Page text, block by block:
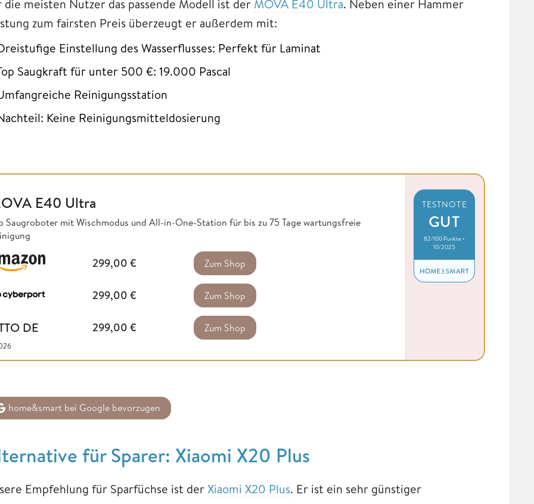
die meisten Nutzer das passende Modell ist der MOVA E40 Ultra. Neben einer Hammer
zum fairsten Preis überzeugt er außerdem mit:
Einstellung des Wasserflusses: Perfekt für Laminat
Saugkraft für unter 500 €: 19.000 Pascal
Reinigungsstation
Keine Reinigungsmitteldosierung
E40 Ultra
Saugroboter mit Wischmodus und All-in-One-Station für bis zu 75 Tage wartungsfreie
299,00 € Zum Shop
299,00 € Zum Shop
DE 299,00 € Zum Shop
TESTNOTE
GUT
82/100 Punkte •
10/2025
home&smart bei Google bevorzugen
für Sparer: Xiaomi X20 Plus
Empfehlung für Sparfüchse ist derXiaomi X20 Plus. Er ist ein sehr günstiger